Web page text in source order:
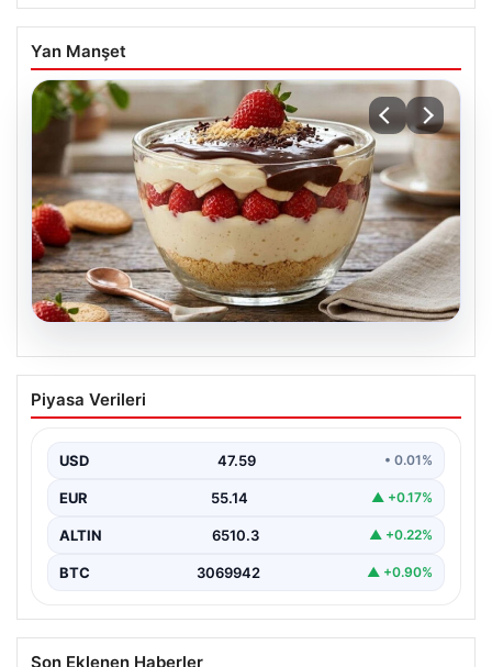
Yan Manşet
Tatlı krizlerine ferahlatan dokunuş:
Çikolata soslu çilekli magnolia tarifi
Soslu Çilekli Magnolia Tarifi”, “content”: “…
Piyasa Verileri
USD 47.59 • 0.01%
EUR 55.14 ▲ +0.17%
ALTIN 6510.3 ▲ +0.22%
BTC 3069942 ▲ +0.90%
Son Eklenen Haberler